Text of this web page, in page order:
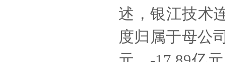
述，银江技术
度归属于母公